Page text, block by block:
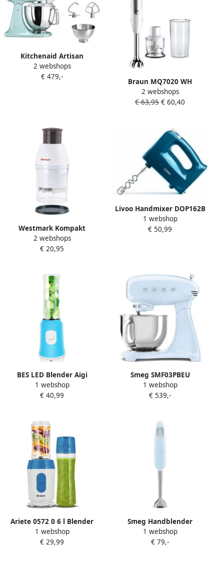
Kitchenaid Artisan
5KSM175PSEIC Ijsblauw |
Keukenrobots |
2 webshops
€ 479,-
Braun MQ7020 WH
Staafmixer 1000 W BPA-vrij
Traploze snelheidsinstelling
2 webshops
€ 63,95 € 60,40
Westmark Kompakt
universele groentesnijder
2 webshops
€ 20,95
Livoo Handmixer DOP162B
200 W
1 webshop
€ 50,99
BES LED Blender Aigi
Sumino 0.6 Liter 350 Watt
Blauw
1 webshop
€ 40,99
Smeg SMF03PBEU
Keukenmachine Stand
Mixer 4 8 Liter 800 Watt 10
Accessoires '50s Style
Pastelblauw
1 webshop
€ 539,-
Ariete 0572 0 6 l Blender
voor op aanrecht Blauw Wit
350 W
1 webshop
€ 29,99
Smeg Handblender
Pastelblauw HBF11PBEU |
Mixers | 8017709319601
1 webshop
€ 79,-